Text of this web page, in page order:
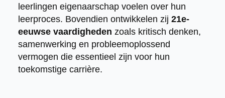
leerlingen eigenaarschap voelen over hun
leerproces. Bovendien ontwikkelen zij 21e-
eeuwse vaardigheden zoals kritisch denken,
samenwerking en probleemoplossend
vermogen die essentieel zijn voor hun
toekomstige carrière.